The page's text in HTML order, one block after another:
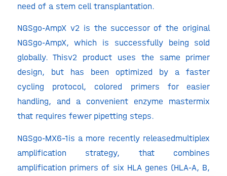
need of a stem cell transplantation.
NGSgo-AmpX v2 is the successor of the original
NGSgo-AmpX, which is successfully being sold
globally. Thisv2 product uses the same primer
design, but has been optimized by a faster
cycling protocol, colored primers for easier
handling, and a convenient enzyme mastermix
that requires fewer pipetting steps.
NGSgo-MX6-1is a more recently releasedmultiplex
amplification strategy, that combines
amplification primers of six HLA genes (HLA-A, B,